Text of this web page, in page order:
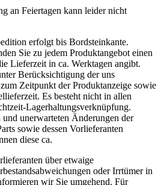
an Feiertagen kann leider nicht
erfolgt bis Bordsteinkante.
Sie zu jedem Produktangebot einen
Lieferzeit in ca. Werktagen angibt.
Berücksichtigung der uns
Zeitpunkt der Produktanzeige sowie
Es besteht nicht in allen
Lagerhaltungsverknüpfung.
unerwarteten Änderungen der
sowie dessen Vorlieferanten
diese ca.
über etwaige
oder Irrtümer in
wir Sie umgehend. Für